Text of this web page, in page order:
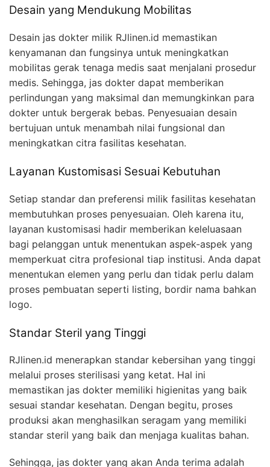
Desain yang Mendukung Mobilitas
Desain jas dokter milik RJlinen.id memastikan
kenyamanan dan fungsinya untuk meningkatkan
mobilitas gerak tenaga medis saat menjalani prosedur
medis. Sehingga, jas dokter dapat memberikan
perlindungan yang maksimal dan memungkinkan para
dokter untuk bergerak bebas. Penyesuaian desain
bertujuan untuk menambah nilai fungsional dan
meningkatkan citra fasilitas kesehatan.
Layanan Kustomisasi Sesuai Kebutuhan
Setiap standar dan preferensi milik fasilitas kesehatan
membutuhkan proses penyesuaian. Oleh karena itu,
layanan kustomisasi hadir memberikan keleluasaan
bagi pelanggan untuk menentukan aspek-aspek yang
memperkuat citra profesional tiap institusi. Anda dapat
menentukan elemen yang perlu dan tidak perlu dalam
proses pembuatan seperti listing, bordir nama bahkan
logo.
Standar Steril yang Tinggi
RJlinen.id menerapkan standar kebersihan yang tinggi
melalui proses sterilisasi yang ketat. Hal ini
memastikan jas dokter memiliki higienitas yang baik
sesuai standar kesehatan. Dengan begitu, proses
produksi akan menghasilkan seragam yang memiliki
standar steril yang baik dan menjaga kualitas bahan.
Sehingga, jas dokter yang akan Anda terima adalah